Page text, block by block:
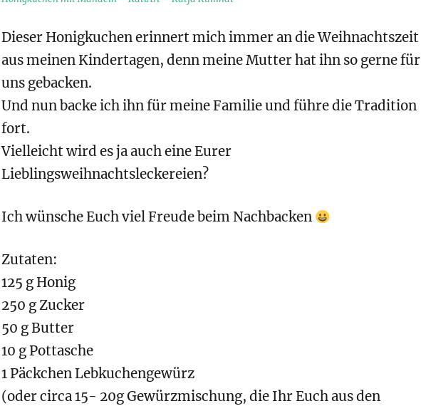
Dieser Honigkuchen erinnert mich immer an die Weihnachtszeit
aus meinen Kindertagen, denn meine Mutter hat ihn so gerne für
uns gebacken.
Und nun backe ich ihn für meine Familie und führe die Tradition
fort.
Vielleicht wird es ja auch eine Eurer
Lieblingsweihnachtsleckereien?
Ich wünsche Euch viel Freude beim Nachbacken
Zutaten:
125 g Honig
250 g Zucker
50 g Butter
10 g Pottasche
1 Päckchen Lebkuchengewürz
(oder circa 15- 20g Gewürzmischung, die Ihr Euch aus den